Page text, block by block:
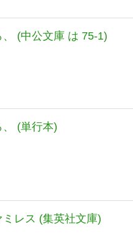
(中公文庫 は 75-1)
(単行本)
レス (集英社文庫)